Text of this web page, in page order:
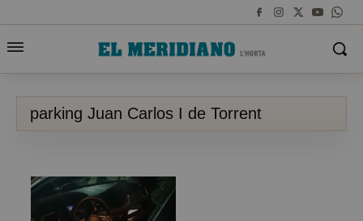
parking Juan Carlos I de Torrent